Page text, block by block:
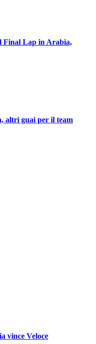
Final Lap in Arabia,
altri guai per il team
vince Veloce